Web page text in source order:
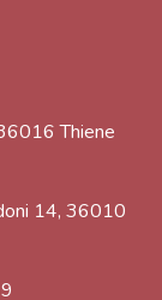
Thiene
14, 36010